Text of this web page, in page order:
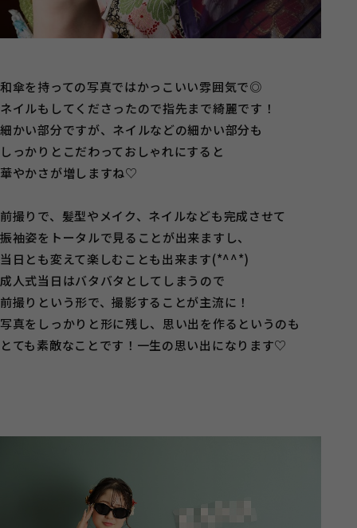
和傘を持っての写真ではかっこいい雰囲気で◎
ネイルもしてくださったので指先まで綺麗です！
細かい部分ですが、ネイルなどの細かい部分も
しっかりとこだわっておしゃれにすると
華やかさが増しますね♡
前撮りで、髪型やメイク、ネイルなども完成させて
振袖姿をトータルで見ることが出来ますし、
当日とも変えて楽しむことも出来ます(*^^*)
成人式当日はバタバタとしてしまうので
前撮りという形で、撮影することが主流に！
写真をしっかりと形に残し、思い出を作るというのも
とても素敵なことです！一生の思い出になります♡